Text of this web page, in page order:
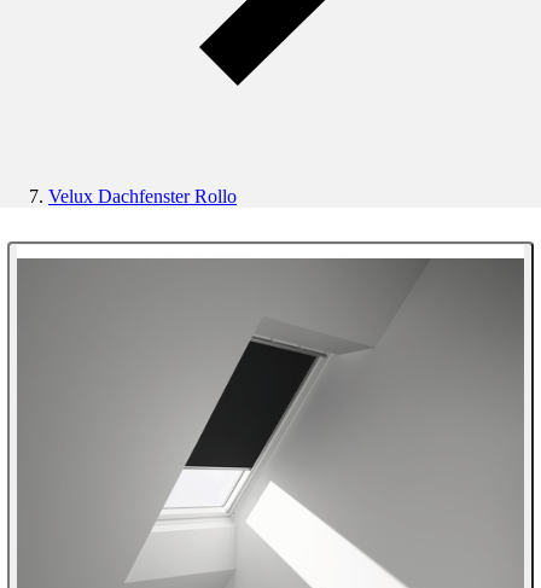
Velux Dachfenster Rollo